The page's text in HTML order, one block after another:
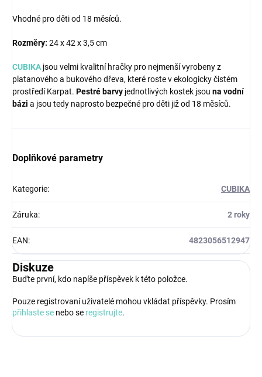
Vhodné pro děti od 18 měsíců.
Rozměry: 24 x 42 x 3,5 cm
CUBIKA jsou velmi kvalitní hračky pro nejmenší vyrobeny z
platanového a bukového dřeva, které roste v ekologicky čistém
prostředí Karpat. Pestré barvy jednotlivých kostek jsou na vodní
bázi a jsou tedy naprosto bezpečné pro děti již od 18 měsíců.
Doplňkové parametry
Kategorie: CUBIKA
Záruka: 2 roky
EAN: 4823056512947
Diskuze
Buďte první, kdo napíše příspěvek k této položce.
Pouze registrovaní uživatelé mohou vkládat příspěvky. Prosím
přihlaste se nebo se registrujte.